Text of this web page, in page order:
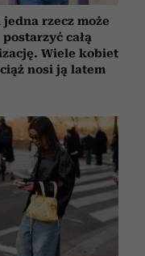
i
o tym, jak
partnerom
z innymi danymi
jedna rzecz może
postarzyć całą
Wiele kobiet
nosi ją latem